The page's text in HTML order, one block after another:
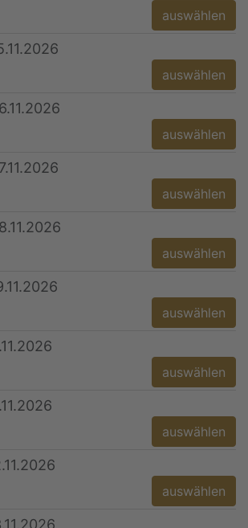
auswählen
auswählen
auswählen
auswählen
auswählen
auswählen
auswählen
auswählen
auswählen